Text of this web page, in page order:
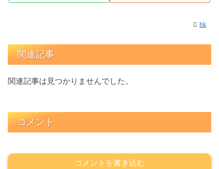
hk
関連記事
関連記事は見つかりませんでした。
コメント
コメントを書き込む